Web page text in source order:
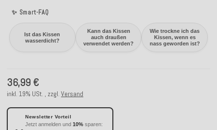
✨ Smart-FAQ
Ist das Kissen
wasserdicht?
Kann das Kissen
auch draußen
verwendet werden?
Wie trockne ich das
Kissen, wenn es
nass geworden ist?
36,99 €
inkl. 19% USt. , zzgl. Versand
Newsletter Vorteil
Jetzt anmelden und 10% sparen: